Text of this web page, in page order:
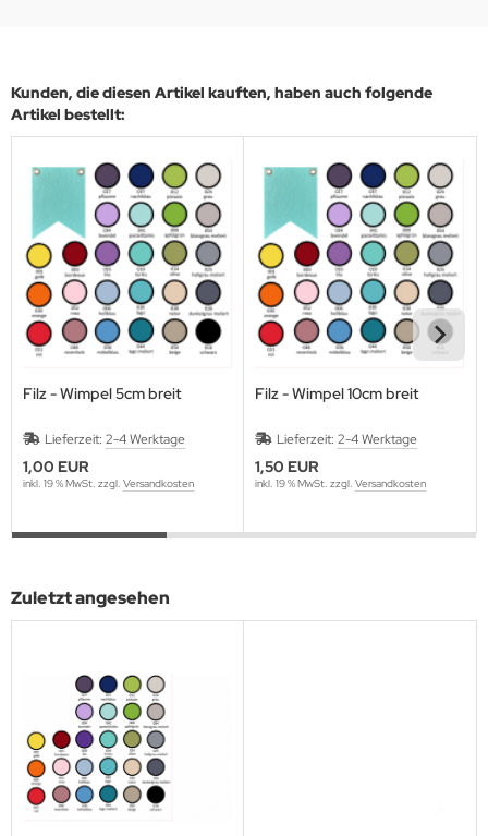
Kunden, die diesen Artikel kauften, haben auch folgende
Artikel bestellt:
Filz - Wimpel 5cm breit
Lieferzeit: 2-4 Werktage
1,00 EUR
inkl. 19 % MwSt. zzgl. Versandkosten
Filz - Wimpel 10cm breit
Lieferzeit: 2-4 Werktage
1,50 EUR
inkl. 19 % MwSt. zzgl. Versandkosten
Zuletzt angesehen